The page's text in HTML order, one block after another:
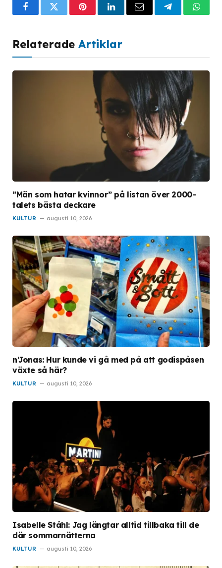
FacebookTwitterPinterestLinkedInEmail Telegram
Relaterade Artiklar
”Män som hatar kvinnor” på listan över 2000-
talets bästa deckare
KULTUR augusti 10, 2026
n’Jonas: Hur kunde vi gå med på att godispåsen
växte så här?
KULTUR augusti 10, 2026
Isabelle Ståhl: Jag längtar alltid tillbaka till de
där sommarnätterna
KULTUR augusti 10, 2026